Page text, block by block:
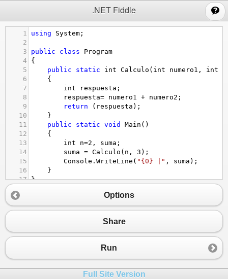
.NET Fiddle
1 using System ;
2
3
public class
Program
4
{
5
public static int Calculo ( int numero1 , int
6
{
7
int respuesta ;
8
respuesta= numero1 + numero2 ;
9
return ( respuesta );
10
}
11
public static void Main ()
12
{
13
int n=2 , suma ;
14
suma = Calculo ( n , 3 );
15
Console . WriteLine ( "{0} |" , suma );
16
}
17 }
Options
Share
Run
Full Site Version